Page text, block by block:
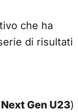
che ha
di risultati
Gen U23)